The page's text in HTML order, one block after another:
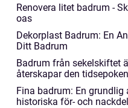
Renovera litet badrum -
oas
Dekorplast Badrum: En
Ditt Badrum
Badrum från sekelskiftet
återskapar den
Fina badrum: En
historiska för- och